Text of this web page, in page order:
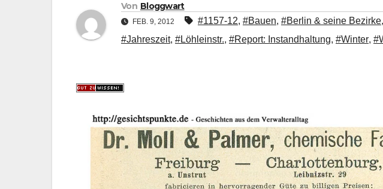
Von Bloggwart
FEB. 9, 2012 #1157-12, #Bauen, #Berlin & seine Bezirke,
#Jahreszeit, #Löhleinstr., #Report: Instandhaltung, #Winter,